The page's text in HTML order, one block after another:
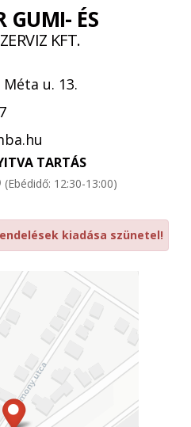
GUMI- ÉS
KFT.
u. 13.
TARTÁS
(Ebédidő: 12:30-13:00)
kiadása szünetel!